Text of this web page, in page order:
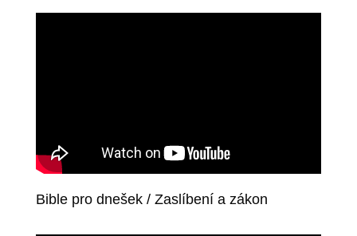
Bible pro dnešek / Zaslíbení a zákon